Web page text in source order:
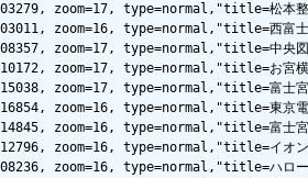
zoom=17, type=normal,"title=松本整
zoom=16, type=normal,"title=西富士
zoom=17, type=normal,"title=中央図
zoom=17, type=normal,"title=お宮横
zoom=17, type=normal,"title=富士宮
zoom=16, type=normal,"title=東京電
zoom=16, type=normal,"title=富士宮
zoom=16, type=normal,"title=イオン
zoom=16, type=normal,"title=ハロー